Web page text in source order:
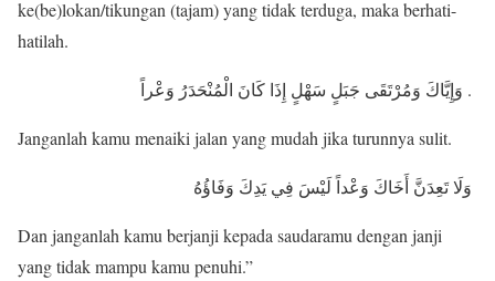
ke(be)lokan/tikungan (tajam) yang tidak terduga, maka berhati-
hatilah.
وَإِيَّاكَ وَمُرْتَقَى جَبَلٍ سَهْلٍ إِذَا كَانَ الْمُنْحَدَرُ وَعْراً .
Janganlah kamu menaiki jalan yang mudah jika turunnya sulit.
Dan janganlah kamu berjanji kepada saudaramu dengan janji
yang tidak mampu kamu penuhi.”